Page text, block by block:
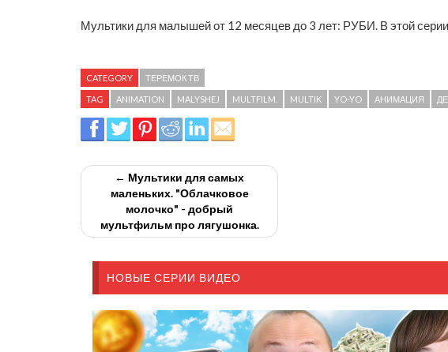
Мультики для малышей от 12 месяцев до 3 лет: РУБИ. В этой
CATEGORY ТЕРЕМОК ТВ
TAG ANIMATION MALYSHEJ MULTFILM. MULTIK YO-YO АНИМАЦИЯ
← Мультики для самых
маленьких. "Облачковое
молочко" - добрый
мультфильм про лягушонка.
НОВЫЕ СЕРИИ ВИДЕО